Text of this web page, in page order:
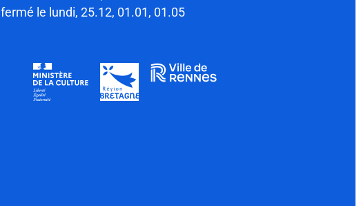
fermé le lundi, 25.12, 01.01, 01.05